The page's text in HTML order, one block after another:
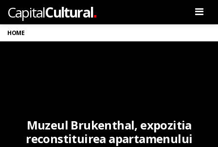
CapitalCultural.
HOME
Muzeul Brukenthal, expozitia
reconstituirea apartamenului